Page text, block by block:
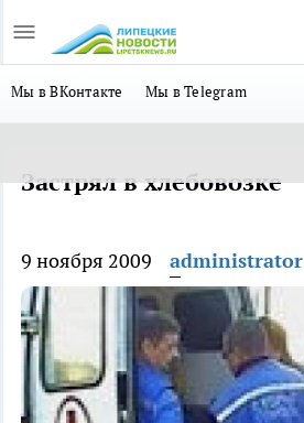
Мы в ВКонтакте Мы в Telegram
Застрял в хлебовозке
9 ноября 2009 administrator